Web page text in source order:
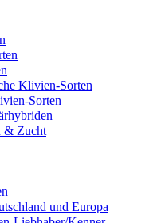
Klivien-Sorten
Sorten
& Zucht
und Europa